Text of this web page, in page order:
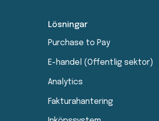
Lösningar
Purchase to Pay
E-handel (Offentlig sektor)
Analytics
Fakturahantering